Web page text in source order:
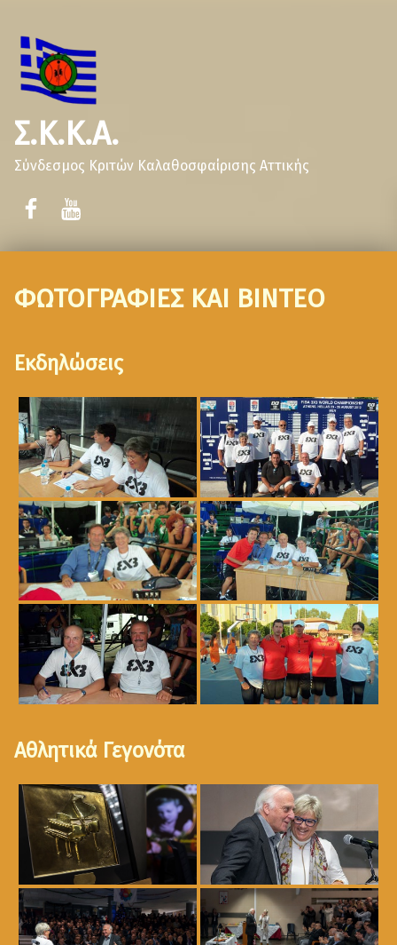
Σ.Κ.Κ.Α.
Σύνδεσμος Κριτών Καλαθοσφαίρισης Αττικής
ΦΩΤΟΓΡΑΦΙΕΣ ΚΑΙ ΒΙΝΤΕΟ
Εκδηλώσεις
Αθλητικά Γεγονότα